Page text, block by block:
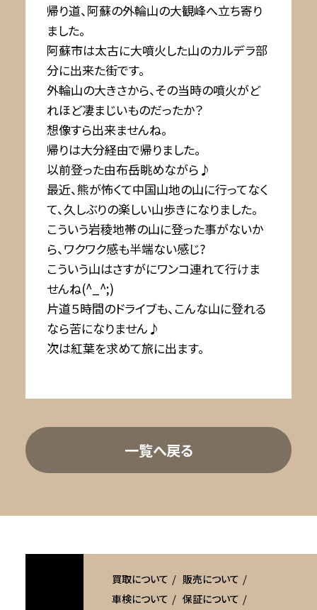
帰り道、阿蘇の外輪山の大観峰へ立ち寄り
ました。
阿蘇市は太古に大噴火した山のカルデラ部
分に出来た街です。
外輪山の大きさから、その当時の噴火がど
れほど凄まじいものだったか？
想像すら出来ませんね。
帰りは大分経由で帰りました。
以前登った由布岳眺めながら♪
最近、熊が怖くて中国山地の山に行ってなく
て、久しぶりの楽しい山歩きになりました。
こういう岩稜地帯の山に登った事がないか
ら、ワクワク感も半端ない感じ?
こういう山はさすがにワンコ連れて行けま
せんね(^_^;)
片道５時間のドライブも、こんな山に登れる
なら苦になりません♪
次は紅葉を求めて旅に出ます。
一覧へ戻る
買取について
販売について
車検について
保証について